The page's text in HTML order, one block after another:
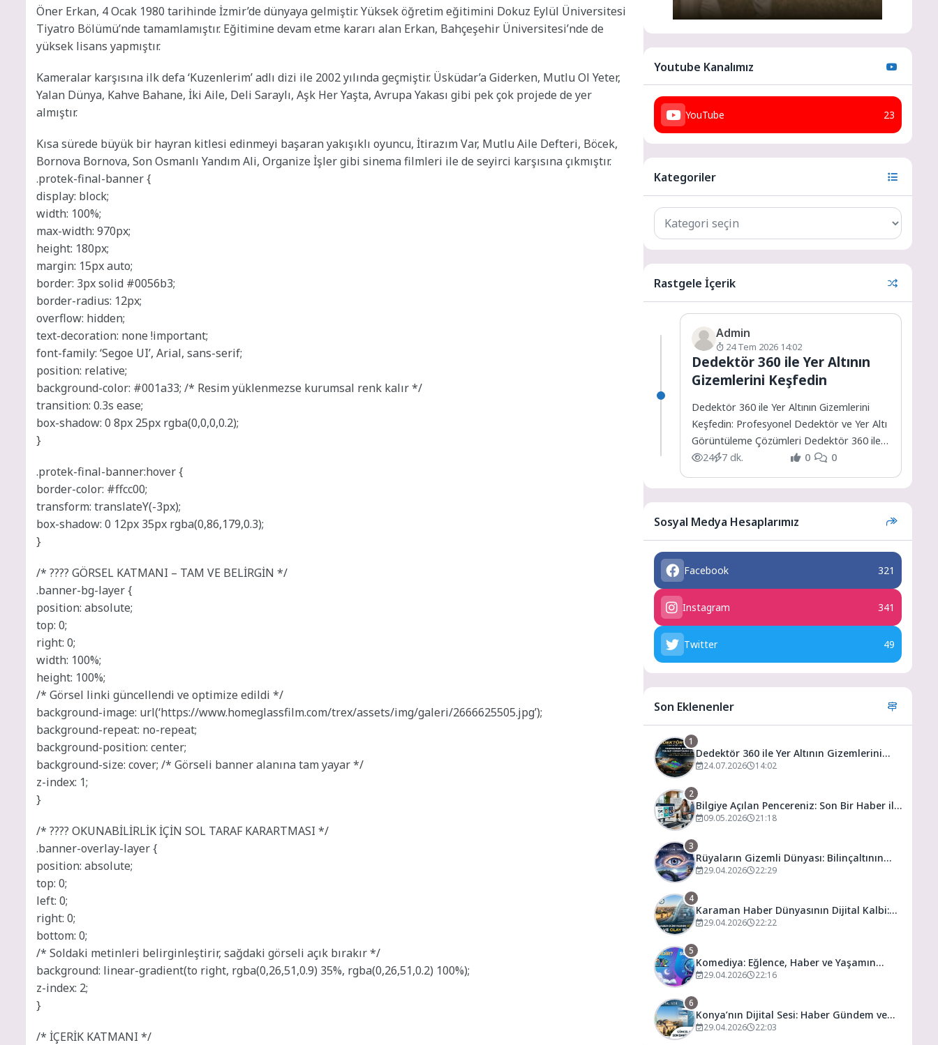
Öner Erkan, 4 Ocak 1980 tarihinde İzmir’de dünyaya gelmiştir. Yüksek öğretim eğitimini Dokuz Eylül Üniversitesi
Tiyatro Bölümü’nde tamamlamıştır. Eğitimine devam etme kararı alan Erkan, Bahçeşehir Üniversitesi’nde de
yüksek lisans yapmıştır.
Kameralar karşısına ilk defa ‘Kuzenlerim’ adlı dizi ile 2002 yılında geçmiştir. Üsküdar’a Giderken, Mutlu Ol Yeter,
Yalan Dünya, Kahve Bahane, İki Aile, Deli Saraylı, Aşk Her Yaşta, Avrupa Yakası gibi pek çok projede de yer
almıştır.
Kısa sürede büyük bir hayran kitlesi edinmeyi başaran yakışıklı oyuncu, İtirazım Var, Mutlu Aile Defteri, Böcek,
Bornova Bornova, Son Osmanlı Yandım Ali, Organize İşler gibi sinema filmleri ile de seyirci karşısına çıkmıştır.
.protek-final-banner {
display: block;
width: 100%;
max-width: 970px;
height: 180px;
margin: 15px auto;
border: 3px solid #0056b3;
border-radius: 12px;
overflow: hidden;
text-decoration: none !important;
font-family: ‘Segoe UI’, Arial, sans-serif;
position: relative;
background-color: #001a33; /* Resim yüklenmezse kurumsal renk kalır */
transition: 0.3s ease;
box-shadow: 0 8px 25px rgba(0,0,0,0.2);
}
.protek-final-banner:hover {
border-color: #ffcc00;
transform: translateY(-3px);
box-shadow: 0 12px 35px rgba(0,86,179,0.3);
}
/* ????️ GÖRSEL KATMANI – TAM VE BELİRGİN */
.banner-bg-layer {
position: absolute;
top: 0;
right: 0;
width: 100%;
height: 100%;
/* Görsel linki güncellendi ve optimize edildi */
background-image: url(‘https://www.homeglassfilm.com/trex/assets/img/galeri/2666625505.jpg’);
background-repeat: no-repeat;
background-position: center;
background-size: cover; /* Görseli banner alanına tam yayar */
z-index: 1;
}
/* ???? OKUNABİLİRLİK İÇİN SOL TARAF KARARTMASI */
.banner-overlay-layer {
position: absolute;
top: 0;
left: 0;
right: 0;
bottom: 0;
/* Soldaki metinleri belirginleştirir, sağdaki görseli açık bırakır */
background: linear-gradient(to right, rgba(0,26,51,0.9) 35%, rgba(0,26,51,0.2) 100%);
z-index: 2;
}
/* İÇERİK KATMANI */
Youtube Kanalımız
YouTube 23
Kategoriler
Rastgele İçerik
Admin
24 Tem 2026 14:02
Dedektör 360 ile Yer Altının
Gizemlerini Keşfedin
Dedektör 360 ile Yer Altının Gizemlerini
Keşfedin: Profesyonel Dedektör ve Yer Altı
Görüntüleme Çözümleri Dedektör 360 ile
Yer Altının Gizemlerini...
24 7 dk. 0 0
Sosyal Medya Hesaplarımız
Facebook 321
Instagram 341
Twitter 49
Son Eklenenler
1
Dedektör 360 ile Yer Altının Gizemlerini
Keşfedin
24.07.2026 14:02
2
Bilgiye Açılan Pencereniz: Son Bir Haber ile
Tanıyın ve Keşfedin
09.05.2026 21:18
3
Rüyaların Gizemli Dünyası: Bilinçaltının
Kapısını Aralamak
29.04.2026 22:29
4
Karaman Haber Dünyasının Dijital Kalbi:
Gündem ve Olay
29.04.2026 22:22
5
Komediya: Eğlence, Haber ve Yaşamın
Dijital Buluşma Noktası
29.04.2026 22:16
6
Konya’nın Dijital Sesi: Haber Gündem ve
Yaşamın Merkezi
29.04.2026 22:03